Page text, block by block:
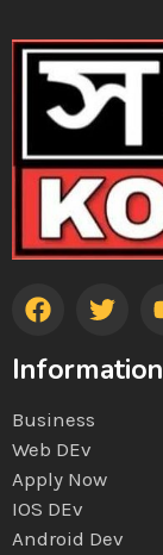
Information
Business
Web DEv
Apply Now
IOS DEv
Android Dev